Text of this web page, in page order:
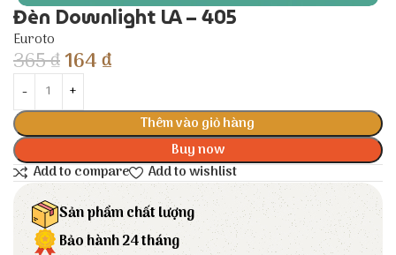
Đèn Downlight LA – 405
Euroto
365₫164₫
Thêm vào giỏ hàng
Buy now
Add to compare
Add to wishlist
Sản phẩm chất lượng
Bảo hành 24 tháng